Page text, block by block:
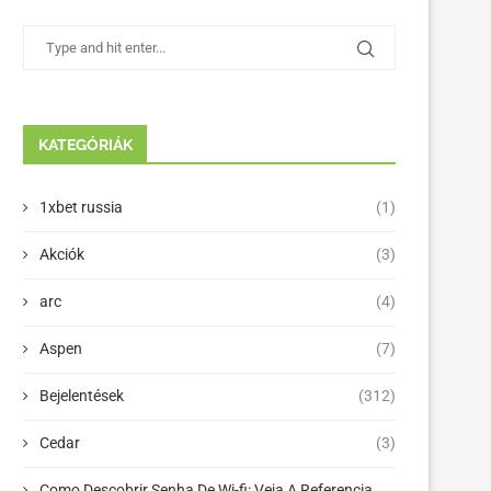
KATEGÓRIÁK
1xbet russia (1)
Akciók (3)
arc (4)
Aspen (7)
Bejelentések (312)
Cedar (3)